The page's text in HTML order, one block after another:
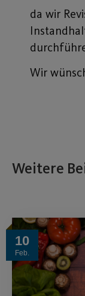
da wir
Wir
Weitere
10
Feb.